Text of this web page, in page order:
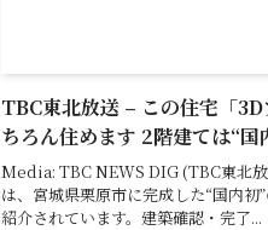
TBC東北放送 – この住宅「
ちろん住めます 2階建ては“国
Media: TBC NEWS DIG (TBC東北
は、宮城県栗原市に完成した“国内
紹介されています。建築確認・完了...